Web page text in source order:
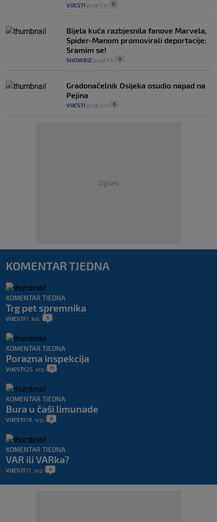
VIJESTI prije 1 h 0
Bijela kuća razbjesnila fanove Marvela,
Spider-Manom promovirali deportacije:
Sramim se!
SHOWBIZ prije 1 h 0
Gradonačelnik Osijeka osudio napad na
Pejina
VIJESTI prije 2 h 0
Oglas
KOMENTAR TJEDNA
KOMENTAR TJEDNA
Trg pet spremnika
VIJESTI 1. kol. 5
KOMENTAR TJEDNA
Porazna inspekcija
VIJESTI 25. srp. 11
KOMENTAR TJEDNA
Bura u čaši limunade
VIJESTI 18. srp. 0
KOMENTAR TJEDNA
VAR ili VARka?
VIJESTI 11. srp. 4